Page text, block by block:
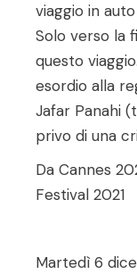
viaggio in
Solo verso la
questo
esordio alla
Jafar Panahi
privo di una
Da Cannes
Festival 2021
Martedì 6